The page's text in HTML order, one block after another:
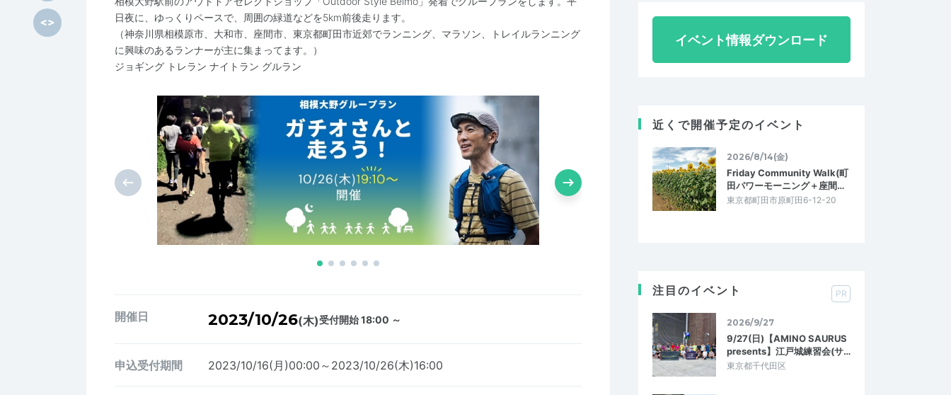
日夜に、ゆっくりペースで、周囲の緑道などを5km前後走ります。
（神奈川県相模原市、大和市、座間市、東京都町田市近郊でランニング、マラソン、トレイルランニング
に興味のあるランナーが主に集まってます。）
ジョギング トレラン ナイトラン グルラン
開催日 2023/10/26(木)受付開始 18:00 ～
申込受付期間 2023/10/16(月)00:00～2023/10/26(木)16:00
イベント情報ダウンロード
近くで開催予定のイベント
2026/8/14(金)
Friday Community Walk(町
田パワーモーニング＋座間…
東京都町田市原町田6-12-20
注目のイベント PR
2026/9/27
9/27(日)【AMINO SAURUS
presents】江戸城練習会(サ…
東京都千代田区